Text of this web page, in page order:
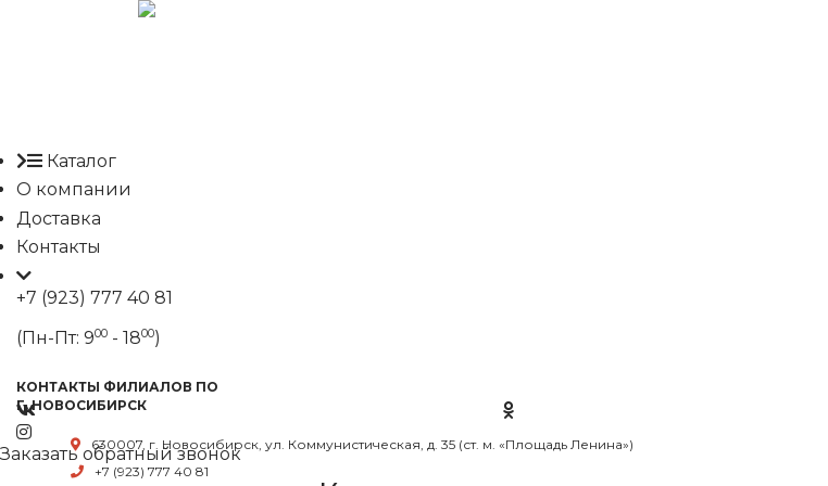
Каталог
О компании
Доставка
Контакты
+7 (923) 777 40 81
(Пн-Пт: 900 - 1800)
КОНТАКТЫ ФИЛИАЛОВ ПО
Г. НОВОСИБИРСК
630007, г. Новосибирск, ул. Коммунистическая, д. 35 (ст. м. «Площадь Ленина»)
+7 (923) 777 40 81
Заказать обратный звонок